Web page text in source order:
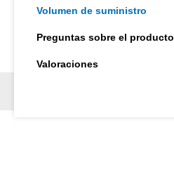
Volumen de suministro
Preguntas sobre el producto
Valoraciones